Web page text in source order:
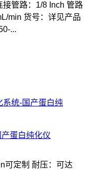
管路：1/8 Inch 管路
min 货号：详见产品
...
蛋白纯化仪
可定制 耐压：可达